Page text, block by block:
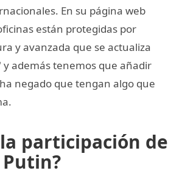
En su página web
están protegidas por
y avanzada que se actualiza
además tenemos que añadir
negado que tengan algo que
participación de